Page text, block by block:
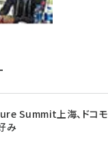
Summit上海、ドコモ
み